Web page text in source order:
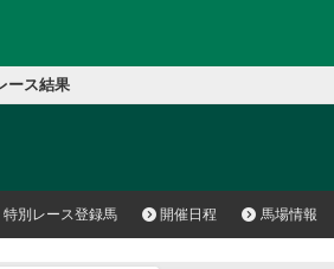
ース結果
特別レース登録馬 開催日程 馬場情報